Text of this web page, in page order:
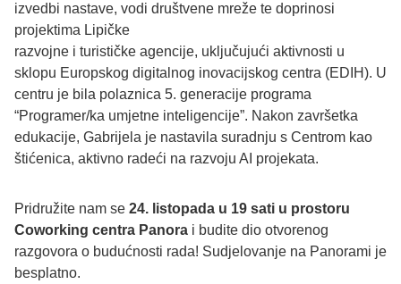
izvedbi nastave, vodi društvene mreže te doprinosi
projektima Lipičke
razvojne i turističke agencije, uključujući aktivnosti u
sklopu Europskog digitalnog inovacijskog centra (EDIH). U
centru je bila polaznica 5. generacije programa
“Programer/ka umjetne inteligencije”. Nakon završetka
edukacije, Gabrijela je nastavila suradnju s Centrom kao
štićenica, aktivno radeći na razvoju AI projekata.
Pridružite nam se 24. listopada u 19 sati u prostoru
Coworking centra Panora i budite dio otvorenog
razgovora o budućnosti rada! Sudjelovanje na Panorami je
besplatno.